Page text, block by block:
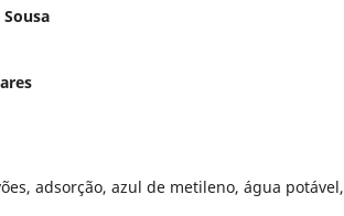
adsorção, azul de metileno, água potável,